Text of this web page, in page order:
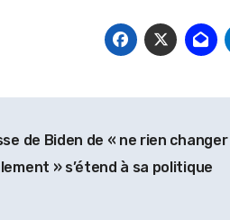
de Biden de « ne rien changer
» s’étend à sa politique